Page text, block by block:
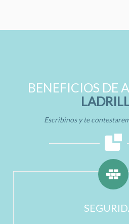
BENEFICIOS DE
Escribinos y te